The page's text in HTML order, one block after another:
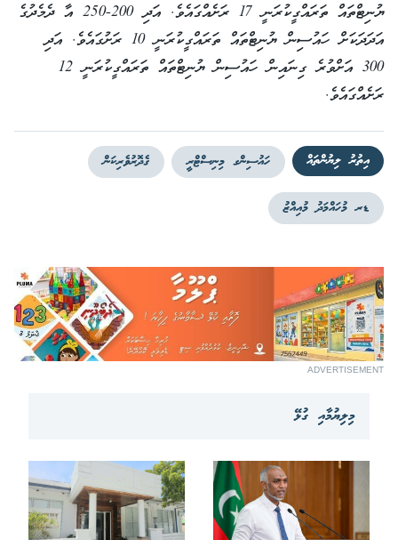
ޔުނިޓްތައް ތަރައްގީކުރަނީ 17 ރަށެއްގައެވެ. އަދި 200-250 އާ ދެމެދުގެ
އަދަދަކަށް ހައުސިން ޔުނިޓްތައް ތަރައްގީކުރަނީ 10 ރަށުގައެވެ. އަދި
300 އަށްވުރެ ގިނައިން ހައުސިން ޔުނިޓްތައް ތަރައްގީކުރަނީ 12
ރަށެއްގައެވެ.
އިތުރު ލިޔުންތައް ހައުސިންގ މިނިސްޓްރީ ގެދޮރުވެރިކަން
ޑރ މުހައްމަދު މުއިއްޒު
ADVERTISEMENT
މިލިޔުމާއި ގުޅޭ